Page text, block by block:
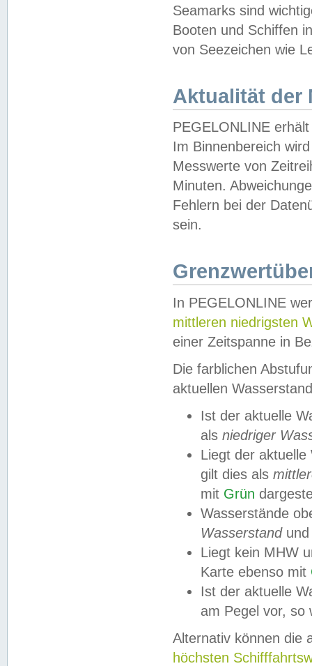
Seamarks sind
Booten und Schiffen
von Seezeichen wie
Aktualität der
PEGELONLINE
Im Binnenbereich
Messwerte von
Minuten.
Fehlern bei der
sein.
In PEGELONLINE
mittleren niedrigsten
einer Zeitspanne in
Die farblichen
aktuellen
Ist der aktuelle
als niedriger
Liegt der
gilt dies als
mit Grün
Wasserstände
Wasserstandund
Liegt kein MHW
Karte ebenso mit
Ist der aktuelle
am Pegel vor,
Alternativ können die
höchsten